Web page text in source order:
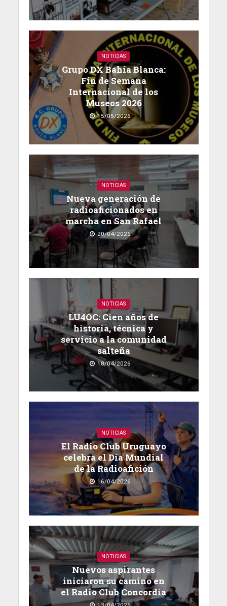
NOTICIAS
Grupo DX Bahía Blanca:
Fin de Semana
Internacional de los
Museos 2026
15/05/2026
NOTICIAS
Nueva generación de
radioaficionados en
marcha en San Rafael
20/04/2026
NOTICIAS
LU4OC: Cien años de
historia, técnica y
servicio a la comunidad
salteña
18/04/2026
NOTICIAS
El Radio Club Uruguayo
celebra el Día Mundial
de la Radioafición
16/04/2026
NOTICIAS
Nuevos aspirantes
iniciaron su camino en
el Radio Club Concordia